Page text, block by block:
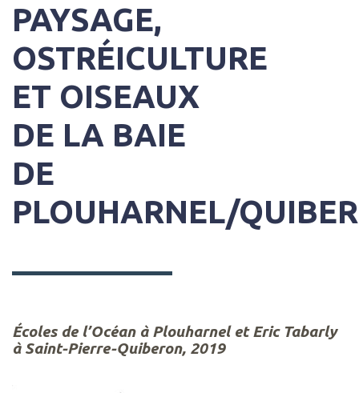
PAYSAGE,
OSTRÉICULTURE
ET OISEAUX
DE LA BAIE
DE
PLOUHARNEL/
Écoles de l’Océan à Plouharnel et Eric Tabarly
à Saint-Pierre-Quiberon, 2019